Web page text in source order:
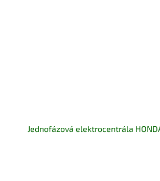
Jednofázová elektrocentrála